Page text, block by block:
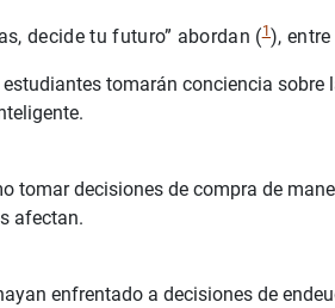
decide tu futuro” abordan (1),
tomarán conciencia sobre
tomar decisiones de compra de
afectan.
enfrentado a decisiones de